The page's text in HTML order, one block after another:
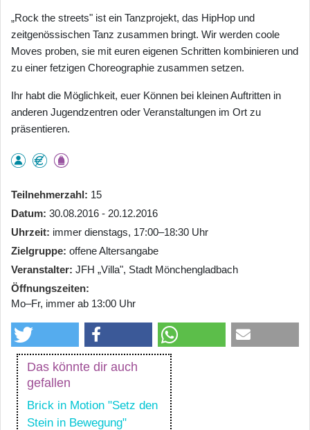
„Rock the streets" ist ein Tanzprojekt, das HipHop und
zeitgenössischen Tanz zusammen bringt. Wir werden coole
Moves proben, sie mit euren eigenen Schritten kombinieren und
zu einer fetzigen Choreographie zusammen setzen.
Ihr habt die Möglichkeit, euer Können bei kleinen Auftritten in
anderen Jugendzentren oder Veranstaltungen im Ort zu
präsentieren.
Teilnehmerzahl
15
Datum 30.08.2016 - 20.12.2016
Uhrzeit immer dienstags, 17:00–18:30 Uhr
Zielgruppe offene Altersangabe
Veranstalter JFH „Villa", Stadt Mönchengladbach
Öffnungszeiten
Mo–Fr, immer ab 13:00 Uhr
Das könnte dir auch
gefallen
Brick in Motion "Setz den
Stein in Bewegung"